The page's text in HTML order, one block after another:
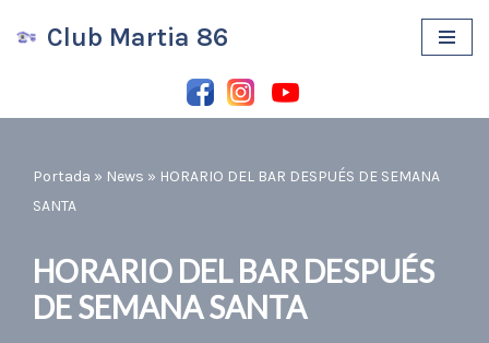
contenido
Club Martia 86
Portada » News » HORARIO DEL BAR DESPUÉS DE SEMANA
SANTA
HORARIO DEL BAR DESPUÉS
DE SEMANA SANTA